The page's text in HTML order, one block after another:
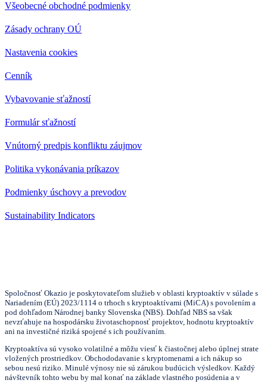
Všeobecné obchodné podmienky
Zásady ochrany OÚ
Nastavenia cookies
Cenník
Vybavovanie sťažností
Formulár sťažností
Vnútorný predpis konfliktu záujmov
Politika vykonávania príkazov
Podmienky úschovy a prevodov
Sustainability Indicators
Spoločnosť Okazio je poskytovateľom služieb v oblasti kryptoaktív v súlade s
Nariadením (EÚ) 2023/1114 o trhoch s kryptoaktívami (MiCA) s povolením a
pod dohľadom Národnej banky Slovenska (NBS). Dohľad NBS sa však
nevzťahuje na hospodársku životaschopnosť projektov, hodnotu kryptoaktív
ani na investičné riziká spojené s ich používaním.
Kryptoaktíva sú vysoko volatilné a môžu viesť k čiastočnej alebo úplnej strate
vložených prostriedkov. Obchododavanie s kryptomenami a ich nákup so
sebou nesú riziko. Minulé výnosy nie sú zárukou budúcich výsledkov. Každý
návštevník tohto webu by mal konať na základe vlastného posúdenia a v